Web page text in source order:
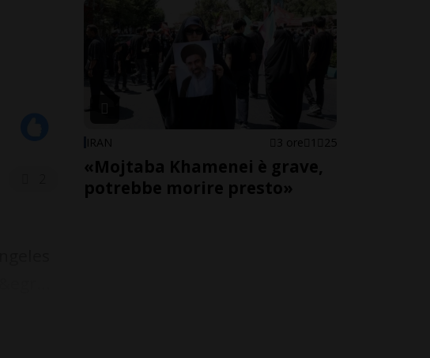
IRAN 3 ore 1 25
«Mojtaba Khamenei è grave,
potrebbe morire presto»